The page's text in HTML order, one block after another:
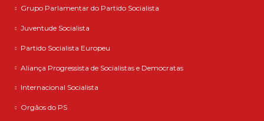
Grupo Parlamentar do Partido Socialista
Juventude Socialista
Partido Socialista Europeu
Aliança Progressista de Socialistas e Democratas
Internacional Socialista
Orgãos do PS